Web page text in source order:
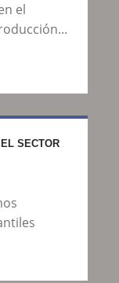
el
SECTOR